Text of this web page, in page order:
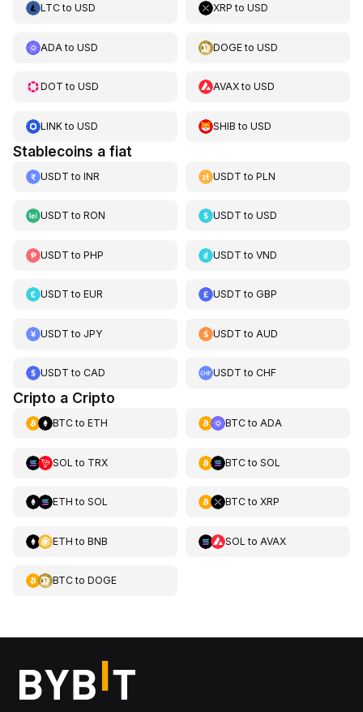
LTCto USD XRP toUSD
ADA to USD DOGEtoUSD
DOT to USD AVAXtoUSD
LINKto USD SHIB toUSD
Stablecoins a fiat
USDT to INR USDT toPLN
USDT to RON USDT toUSD
USDT to PHP USDT toVND
USDT to EUR USDT toGBP
USDT to JPY USDT to AUD
USDT to CAD USDT toCHF
Cripto a Cripto
BTCto ETH BTCto ADA
SOL to TRX BTCto SOL
ETH to SOL BTCto XRP
ETH to BNB SOL to AVAX
BTCto DOGE